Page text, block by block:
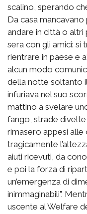
scalino, sperando
Da casa
andare in città o
sera con gli amici: si
rientrare in paese e
alcun modo
della notte soltanto
infuriava nel suo
mattino a svelare
fango, strade divelte
rimasero appesi alle
tragicamente
aiuti ricevuti, da
e poi la forza di
un’emergenza di
inimmaginabili”.
uscente al Welfare